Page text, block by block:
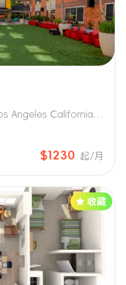
$1230 起/月